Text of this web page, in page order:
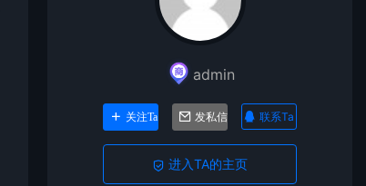
admin
关注Ta 发私信 联系Ta
进入TA的主页